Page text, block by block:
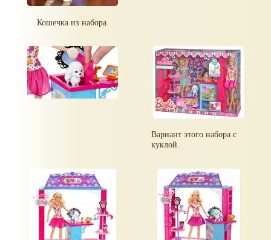
Кошечка из набора.
Вариант этого набора с
куклой.